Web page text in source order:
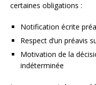
certaines obligations :
Notification écrite
Respect d’un préavis
Motivation de la
indéterminée